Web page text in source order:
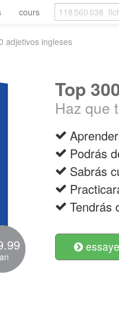
cours
adjetivos ingleses
Top
Haz que
Podrás
Sabrás
Tendrás